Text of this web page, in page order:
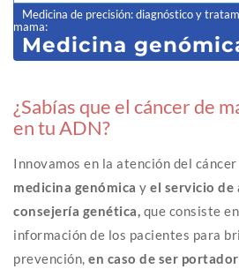
Medicina de precisión: diagnóstico y
mama:
Medicina
¿Sabías que el cáncer de
en tu ADN?
Innovamos en la atención del cáncer
medicina genómica y el servicio de
consejería genética, que consiste
información de los pacientes para
prevención, en caso de ser